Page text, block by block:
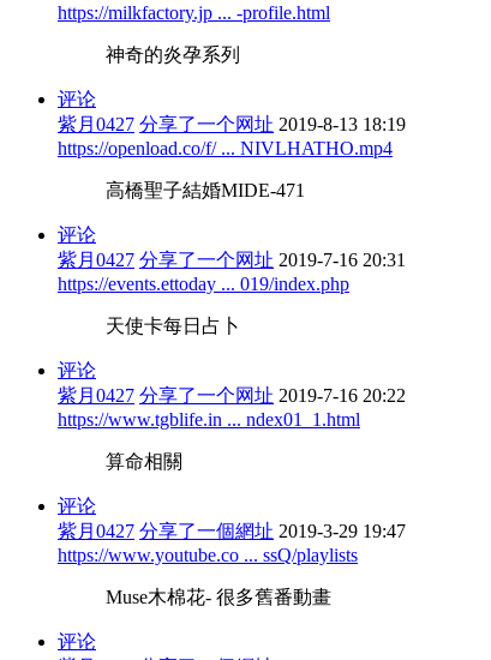
https://milkfactory.jp ... -profile.html
神奇的炎孕系列
评论
紫月0427 分享了一个网址 2019-8-13 18:19
https://openload.co/f/ ... NIVLHATHO.mp4
高橋聖子結婚MIDE-471
评论
紫月0427 分享了一个网址 2019-7-16 20:31
https://events.ettoday ... 019/index.php
天使卡每日占卜
评论
紫月0427 分享了一个网址 2019-7-16 20:22
https://www.tgblife.in ... ndex01_1.html
算命相關
评论
紫月0427 分享了一個網址 2019-3-29 19:47
https://www.youtube.co ... ssQ/playlists
Muse木棉花- 很多舊番動畫
评论